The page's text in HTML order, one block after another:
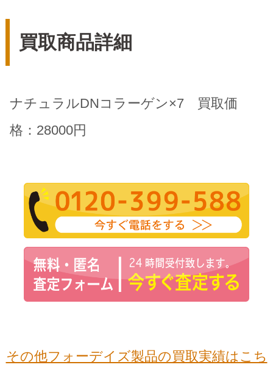
買取商品詳細
ナチュラルDNコラーゲン×7 買取価
格：28000円
その他フォーデイズ製品の買取実績はこち